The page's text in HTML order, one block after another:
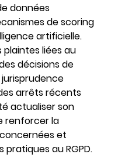
données
de scoring
artificielle.
liées au
décisions de
arrêts récents
actualiser son
renforcer la
et
au RGPD.